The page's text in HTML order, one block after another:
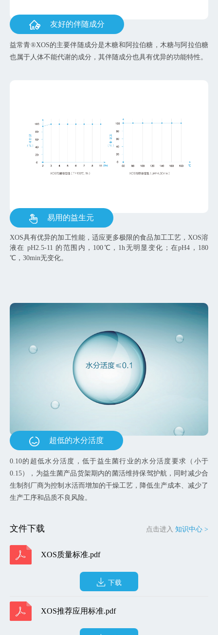
友好的伴随成分
益常青®XOS的主要伴随成分是木糖和阿拉伯糖，木糖与阿拉伯糖
也属于人体不能代谢的成分，其伴随成分也具有优异的功能特性。
易用的益生元
XOS具有优异的加工性能，适应更多极限的食品加工工艺，XOS溶
液在 pH2.5-11 的范围内，100℃，1h无明显变化；在pH4，180
℃，30min无变化。
超低的水分活度
0.10的超低水分活度，低于益生菌行业的水分活度要求（小于
0.15），为益生菌产品货架期内的菌活维持保驾护航，同时减少合
生制剂厂商为控制水活而增加的干燥工艺，降低生产成本、减少了
生产工序和品质不良风险。
文件下载 点击进入 知识中心 >
XOS质量标准.pdf
下载
XOS推荐应用标准.pdf